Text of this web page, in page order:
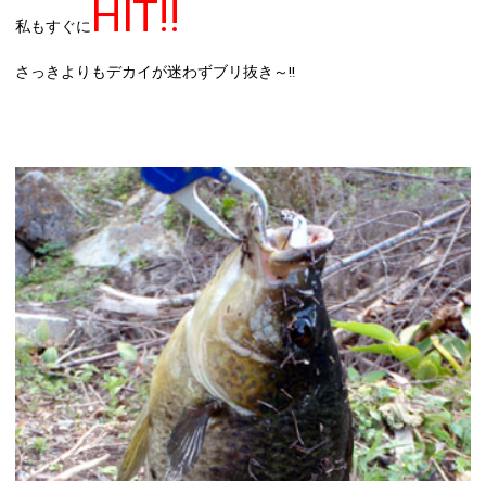
私もすぐに HIT!!
さっきよりもデカイが迷わずブリ抜き～!!